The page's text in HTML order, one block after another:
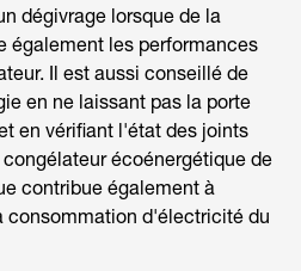
dégivrage lorsque de la
également les performances
Il est aussi conseillé de
en ne laissant pas la porte
en vérifiant l'état des joints
écoénergétique de
contribue également à
consommation d'électricité du